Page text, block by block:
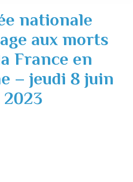
nationale
aux morts
France en
– jeudi 8 juin
2023